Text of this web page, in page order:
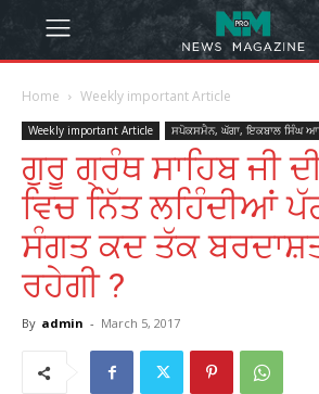
Home Weekly important Article
Weekly important Article ਸਪੋਕਸਮੈਨ, ਘੱਗਾ, ਇਕਬਾਲ ਸਿੰਘ
ਗੁਰੂ ਗ੍ਰੰਥ ਸਾਹਿਬ ਜੀ
ਵਿਚ ਨਿੱਤ ਲਹਿੰਦੀਆਂ
ਸੰਗਤ ਕਦ ਤੱਕ
ਰਹੇਗੀ ?
By admin - March 5, 2017